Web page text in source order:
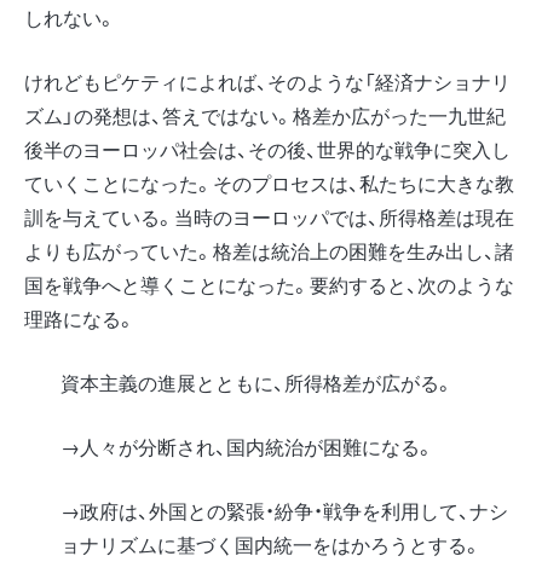
しれない。
けれどもピケティによれば、そのような「経済ナショナリ
ズム」の発想は、答えではない。格差か広がった一九世紀
後半のヨーロッパ社会は、その後、世界的な戦争に突入し
ていくことになった。そのプロセスは、私たちに大きな教
訓を与えている。当時のヨーロッパでは、所得格差は現在
よりも広がっていた。格差は統治上の困難を生み出し、諸
国を戦争へと導くことになった。要約すると、次のような
理路になる。
資本主義の進展とともに、所得格差が広がる。
→人々が分断され、国内統治が困難になる。
→政府は、外国との緊張・紛争・戦争を利用して、ナシ
ョナリズムに基づく国内統一をはかろうとする。